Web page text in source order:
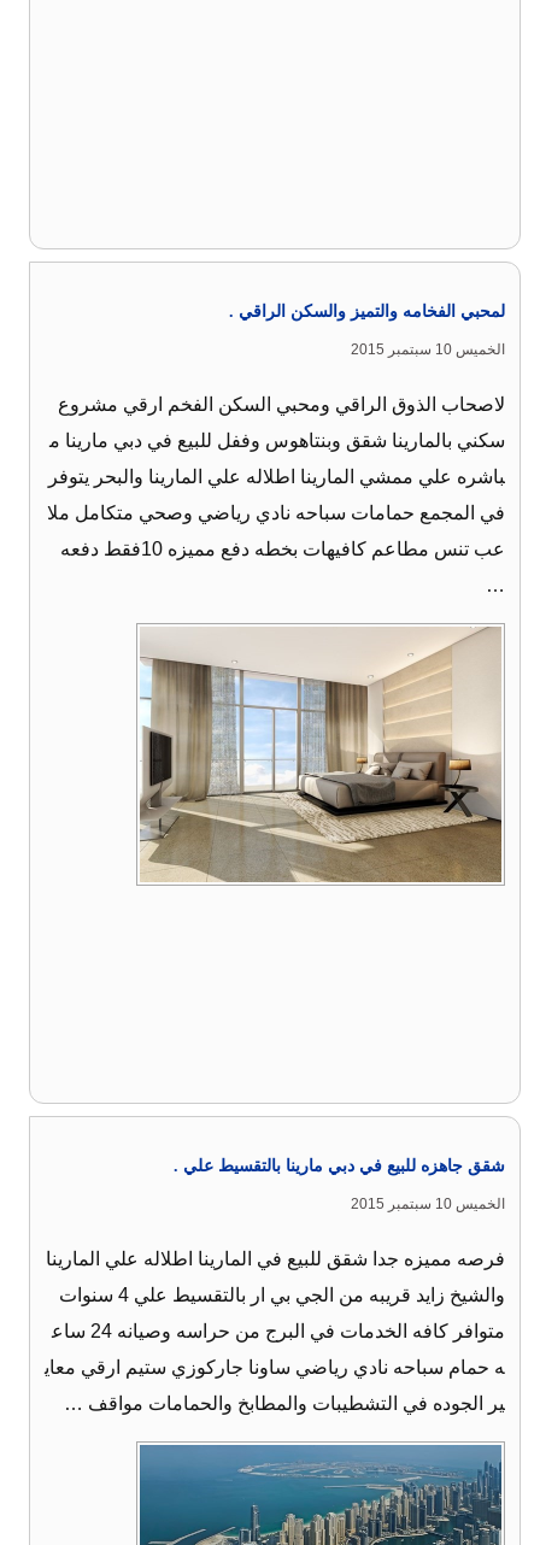
لمحبي الفخامه والتميز والسكن الراقي .
الخميس 10 سبتمبر 2015
لاصحاب الذوق الراقي ومحبي السكن الفخم ارقي مشروع
سكني بالمارينا شقق وبنتاهوس وففل للبيع في دبي مارينا م
باشره علي ممشي المارينا اطلاله علي المارينا والبحر يتوفر
في المجمع حمامات سباحه نادي رياضي وصحي متكامل ملا
عب تنس مطاعم كافيهات بخطه دفع مميزه 10فقط دفعه
…
شقق جاهزه للبيع في دبي مارينا بالتقسيط علي .
الخميس 10 سبتمبر 2015
فرصه مميزه جدا شقق للبيع في المارينا اطلاله علي المارينا
والشيخ زايد قريبه من الجي بي ار بالتقسيط علي 4 سنوات
متوافر كافه الخدمات في البرج من حراسه وصيانه 24 ساع
ه حمام سباحه نادي رياضي ساونا جاركوزي ستيم ارقي معاي
ير الجوده في التشطيبات والمطابخ والحمامات مواقف …